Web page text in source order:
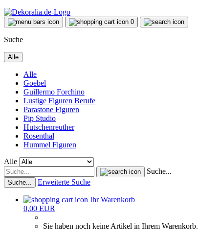
0
Suche
Alle
Alle
Goebel
Guillermo Forchino
Lustige Figuren Berufe
Parastone Figuren
Pip Studio
Hutschenreuther
Rosenthal
Hummel Figuren
Alle
Suche...
Suche... Erweiterte Suche
Ihr Warenkorb
0,00 EUR
Sie haben noch keine Artikel in Ihrem Warenkorb.